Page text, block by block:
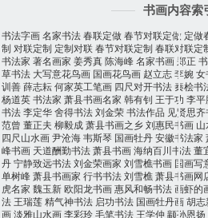
书画内容索
书法字画名家书法春联定做春节对联定做 定做
制 对联定制 定制对联春节对联定制 春联对联定
书法家 著名画家 姜秀真陈海峰名家书画郑正
草书法 大写意花鸟画 国画花鸟画 赵立志李婉女
训善薛志耘何家英工笔画 四尺对开书法秦桧书
杨道英书法家 萧县书画名家 韩有钊 王于功 李平
书法李定华舍得书法刘金荣书法作品 见贤思
范曾 董正夫 柳毅成萧县书画之乡刘惠民书画
四尺山水画尹沧海韦斯琴 国画牡丹安徽书法家
峰书画 天道酬勤书法萧县书画海纳百川书法董
丹宁静致远书法刘金荣画家 刘雪樵书画 国画写
单树峰萧县书画家 行书书法刘雪樵萧县书画网
虎名家 魏玉新欧阳龙书画惠风和畅书法画虾的
法 王瑞莲精气神书法 启功书法 国画牡丹画胡志
画淡雅山水画李彩玲毛笔书法 王学仲颛孙恩扬